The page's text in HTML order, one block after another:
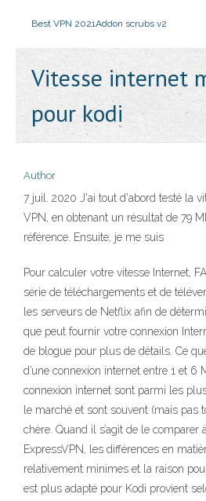
Best VPN 2021Addon scrubs v2
Vitesse internet
pour kodi
Author
7 juil. 2020 J'ai tout d'abord testé la
VPN, en obtenant un résultat de 79
référence. Ensuite, je me suis
Pour calculer votre vitesse Internet,
série de téléchargements et de
les serveurs de Netflix afin de
que peut fournir votre connexion
de blogue pour plus de détails. Ce
d’une connexion internet entre 1 et 6
connexion internet sont parmi les
le marché et sont souvent (mais pas
chère. Quand il s’agit de le comparer
ExpressVPN, les différences en
relativement minimes et la raison
est plus adapté pour Kodi provient